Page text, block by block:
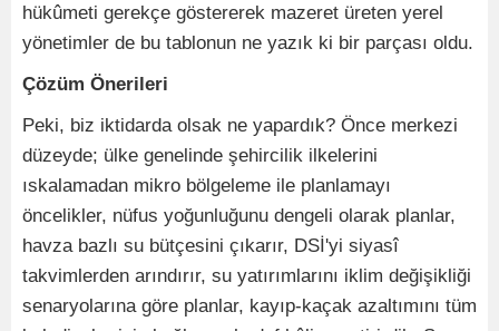
hükûmeti gerekçe göstererek mazeret üreten yerel
yönetimler de bu tablonun ne yazık ki bir parçası oldu.
Çözüm Önerileri
Peki, biz iktidarda olsak ne yapardık? Önce merkezi
düzeyde; ülke genelinde şehircilik ilkelerini
ıskalamadan mikro bölgeleme ile planlamayı
öncelikler, nüfus yoğunluğunu dengeli olarak planlar,
havza bazlı su bütçesini çıkarır, DSİ'yi siyasî
takvimlerden arındırır, su yatırımlarını iklim değişikliği
senaryolarına göre planlar, kayıp-kaçak azaltımını tüm